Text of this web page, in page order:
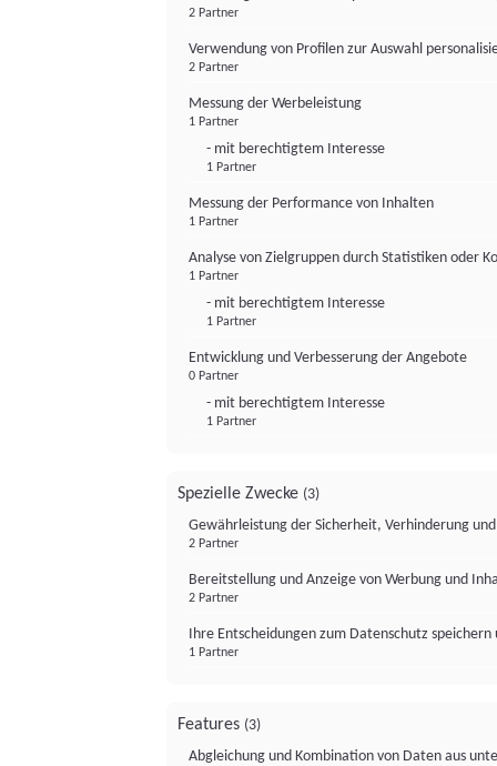
2 Partner
Verwendung von Profilen zur Auswahl
2 Partner
Messung der Werbeleistung
1 Partner
- mit berechtigtem Interesse
1 Partner
Messung der Performance von Inhalten
1 Partner
Analyse von Zielgruppen durch Statistiken oder
1 Partner
- mit berechtigtem Interesse
1 Partner
Entwicklung und Verbesserung der Angebote
0 Partner
- mit berechtigtem Interesse
1 Partner
Spezielle Zwecke (3)
Gewährleistung der Sicherheit, Verhinderung
2 Partner
Bereitstellung und Anzeige von Werbung und
2 Partner
Ihre Entscheidungen zum Datenschutz
1 Partner
Features (3)
Abgleichung und Kombination von Daten aus